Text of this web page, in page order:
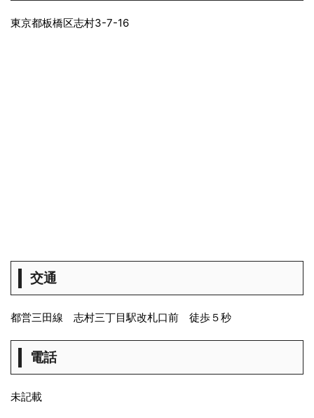
東京都板橋区志村3-7-16
交通
都営三田線 志村三丁目駅改札口前 徒歩５秒
電話
未記載